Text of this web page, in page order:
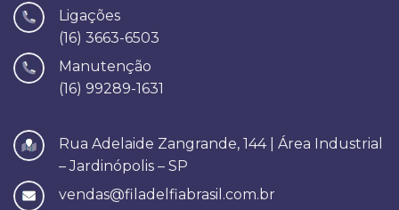
Ligações
(16) 3663-6503
Manutenção
(16) 99289-1631
Rua Adelaide Zangrande, 144 | Área Industrial
– Jardinópolis – SP
vendas@filadelfiabrasil.com.br